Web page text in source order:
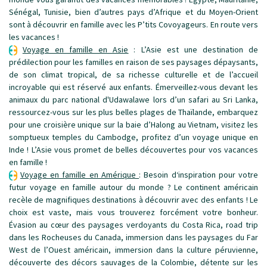
Sénégal, Tunisie, bien d’autres pays d’Afrique et du Moyen-Orient
sont à découvrir en famille avec les P’tits Covoyageurs. En route vers
les vacances !
Voyage en famille en Asie : L’Asie est une destination de
prédilection pour les familles en raison de ses paysages dépaysants,
de son climat tropical, de sa richesse culturelle et de l’accueil
incroyable qui est réservé aux enfants. Émerveillez-vous devant les
animaux du parc national d'Udawalawe lors d’un safari au Sri Lanka,
ressourcez-vous sur les plus belles plages de Thaïlande, embarquez
pour une croisière unique sur la baie d’Halong au Vietnam, visitez les
somptueux temples du Cambodge, profitez d’un voyage unique en
Inde ! L’Asie vous promet de belles découvertes pour vos vacances
en famille !
Voyage en famille en Amérique :Besoin d‘inspiration pour votre
futur voyage en famille autour du monde ? Le continent américain
recèle de magnifiques destinations à découvrir avec des enfants ! Le
choix est vaste, mais vous trouverez forcément votre bonheur.
Évasion au cœur des paysages verdoyants du Costa Rica, road trip
dans les Rocheuses du Canada, immersion dans les paysages du Far
West de l’Ouest américain, immersion dans la culture péruvienne,
découverte des décors sauvages de la Colombie, détente sur les